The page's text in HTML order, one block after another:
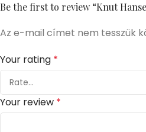
Be the first to review “Knut
Az e-mail címet nem tesszük
Your rating *
Your review *